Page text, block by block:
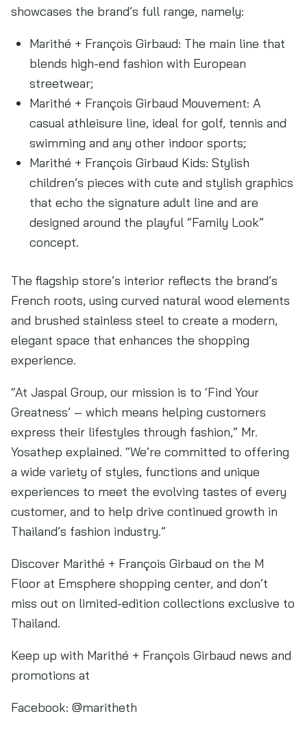
showcases the brand’s full range, namely:
Marithé + François Girbaud: The main line that
blends high-end fashion with European
streetwear;
Marithé + François Girbaud Mouvement: A
casual athleisure line, ideal for golf, tennis and
swimming and any other indoor sports;
Marithé + François Girbaud Kids: Stylish
children’s pieces with cute and stylish graphics
that echo the signature adult line and are
designed around the playful “Family Look”
concept.
The flagship store’s interior reflects the brand’s
French roots, using curved natural wood elements
and brushed stainless steel to create a modern,
elegant space that enhances the shopping
experience.
“At Jaspal Group, our mission is to ‘Find Your
Greatness’ – which means helping customers
express their lifestyles through fashion,” Mr.
Yosathep explained. “We’re committed to offering
a wide variety of styles, functions and unique
experiences to meet the evolving tastes of every
customer, and to help drive continued growth in
Thailand’s fashion industry.”
Discover Marithé + François Girbaud on the M
Floor at Emsphere shopping center, and don’t
miss out on limited-edition collections exclusive to
Thailand.
Keep up with Marithé + François Girbaud news and
promotions at
Facebook: @maritheth